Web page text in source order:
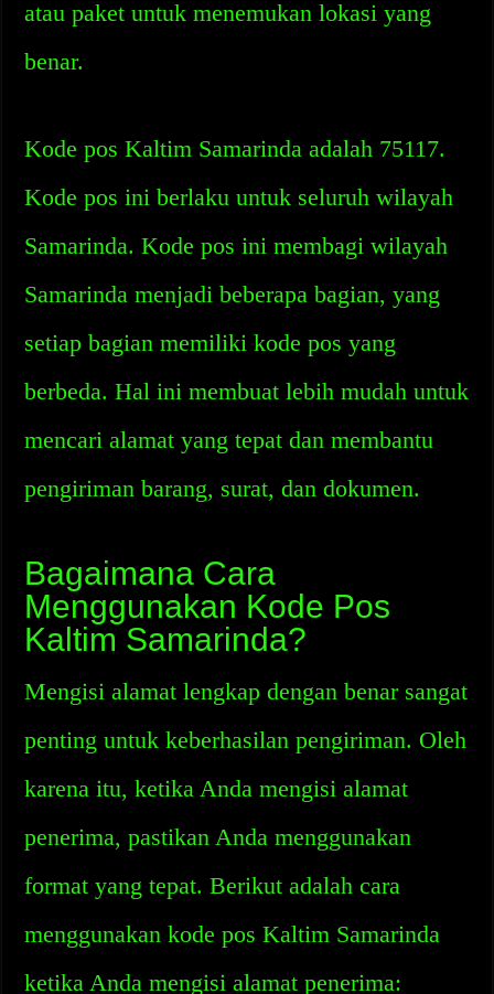
atau paket untuk menemukan lokasi yang
benar.
Kode pos Kaltim Samarinda adalah 75117.
Kode pos ini berlaku untuk seluruh wilayah
Samarinda. Kode pos ini membagi wilayah
Samarinda menjadi beberapa bagian, yang
setiap bagian memiliki kode pos yang
berbeda. Hal ini membuat lebih mudah untuk
mencari alamat yang tepat dan membantu
pengiriman barang, surat, dan dokumen.
Bagaimana Cara
Menggunakan Kode Pos
Kaltim Samarinda?
Mengisi alamat lengkap dengan benar sangat
penting untuk keberhasilan pengiriman. Oleh
karena itu, ketika Anda mengisi alamat
penerima, pastikan Anda menggunakan
format yang tepat. Berikut adalah cara
menggunakan kode pos Kaltim Samarinda
ketika Anda mengisi alamat penerima: